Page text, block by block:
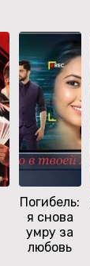
Погибель:
я снова
умру за
любовь